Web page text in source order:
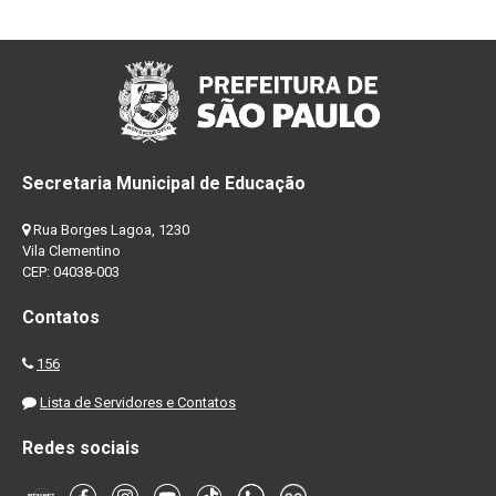
Secretaria Municipal de Educação
Rua Borges Lagoa, 1230
Vila Clementino
CEP: 04038-003
Contatos
156
Lista de Servidores e Contatos
Redes sociais